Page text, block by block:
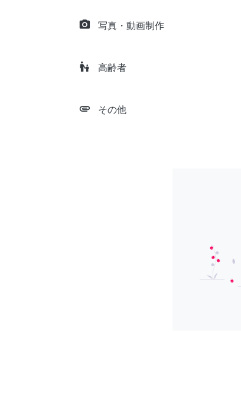
camera_alt 写真・動画制作
escalator_warning 高齢者
attachment その他